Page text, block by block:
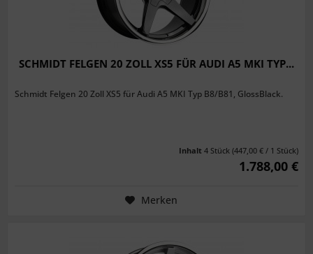
SCHMIDT FELGEN 20 ZOLL XS5 FÜR AUDI A5 MKI TYP...
Schmidt Felgen 20 Zoll XS5 für Audi A5 MKI Typ B8/B81, GlossBlack.
Inhalt 4 Stück (447,00 € / 1 Stück)
1.788,00 €
Merken